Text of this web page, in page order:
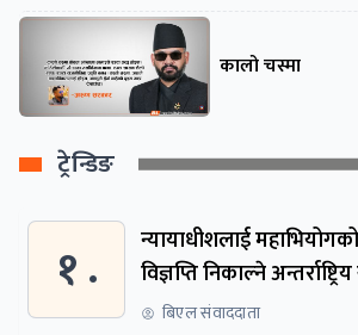
कालो चस्मा
ट्रेन्डिङ
१ .
न्यायाधीशलाई
विज्ञप्ति निकाल्ने
समितिमा बोलाइयो
बिएल संवाददाता